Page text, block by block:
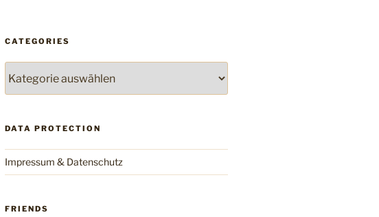
CATEGORIES
DATA PROTECTION
Impressum & Datenschutz
FRIENDS